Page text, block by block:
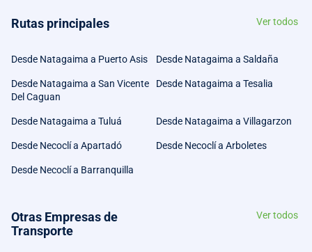
Rutas principales Ver todos
Desde Natagaima a Puerto Asis Desde Natagaima a Saldaña
Desde Natagaima a San Vicente
Del Caguan
Desde Natagaima a Tesalia
Desde Natagaima a Tuluá Desde Natagaima a Villagarzon
Desde Necoclí a Apartadó Desde Necoclí a Arboletes
Desde Necoclí a Barranquilla
Otras Empresas de
Transporte
Ver todos